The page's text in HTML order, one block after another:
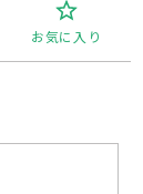
お気に入り